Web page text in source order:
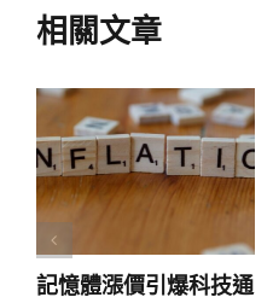
相關文章
記憶體漲價引爆科技通